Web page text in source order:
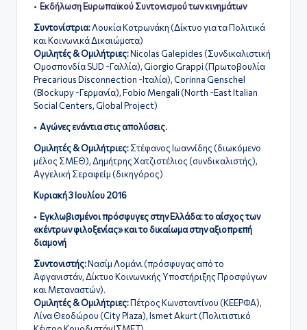
• Εκδήλωση Ευρωπαϊκού Συντονισμού των κινημάτων
Συντονίστρια:Λουκία Κοτρωνάκη (Δίκτυο για τα Πολιτικά
και Κοινωνικά Δικαιώματα)
Ομιλητές & Ομιλήτριες:Nicolas Galepides (Συνδικαλιστική
Ομοσπονδία SUD -Γαλλία), Giorgio Grappi (Πρωτοβουλία
Precarious Disconnection -Ιταλία), Corinna Genschel
(Blockupy -Γερμανία),Fobio Mengali (North -East Italian
Social Centers, Global Project)
• Αγώνες ενάντια στις απολύσεις.
Ομιλητές & Ομιλήτριες:Στέφανος Iωαννίδης (διωκόμενο
μέλος ΣΜΕΘ), Δημήτρης Χατζιστέλιος (συνδικαλιστής),
Αγγελική Σεραφείμ (δικηγόρος)
Κυριακή 3 Ιουλίου 2016
• Εγκλωβισμένοι πρόσφυγες στην Ελλάδα: το αίσχος των
«κέντρων φιλοξενίας» και το δικαίωμα στην αξιοπρεπή
διαμονή
Συντονιστής:Νασίμ Λομάνι (πρόσφυγας από το
Αφγανιστάν, Δίκτυο Κοινωνικής Υποστήριξης Προσφύγων
και Μεταναστών).
Ομιλητές & Ομιλήτριες:Πέτρος Κωνσταντίνου (ΚΕΕΡΦΑ),
Λίνα Θεοδώρου (City Plaza), Ismet Akurt (Πολιτιστικό